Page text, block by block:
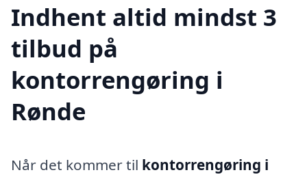
Indhent altid mindst 3
tilbud på
kontorrengøring i
Rønde
Når det kommer til kontorrengøring i